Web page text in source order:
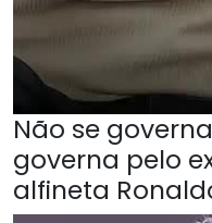
Não se
governa pelo
alfineta